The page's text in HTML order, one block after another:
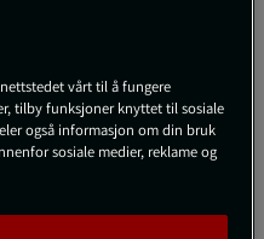
mykt
vårt til å fungere
tilby funksjoner knyttet til sosiale
også informasjon om din bruk
sosiale medier, reklame og